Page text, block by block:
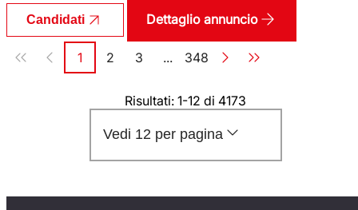
Candidati Dettaglio annuncio
Paginazione
Pagina
1 Pagina
2 Pagina
3 ... Pagina
348
Risultati: 1-12 di 4173
Vedi 12 per pagina